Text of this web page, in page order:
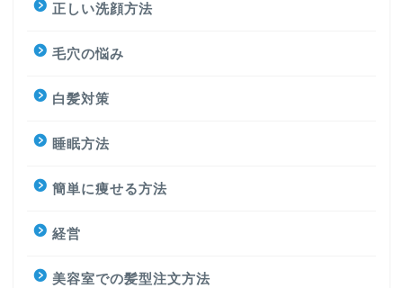
正しい洗顔方法
毛穴の悩み
白髪対策
睡眠方法
簡単に痩せる方法
経営
美容室での髪型注文方法